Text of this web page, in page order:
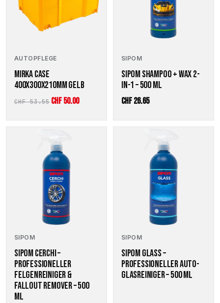
AUTOPFLEGE
MIRKA CASE
400X300X210MM GELB
CHF53.55 Ursprünglicher
war:
CHF 53.55
CHF50.00Aktueller
ist:
SIPOM
SIPOM SHAMPOO + WAX 2-
IN-1 – 500 ML
CHF26.65
SIPOM
SIPOM CERCHI –
PROFESSIONELLER
FELGENREINIGER &
FALLOUT REMOVER – 500
ML
SIPOM
SIPOM GLASS –
PROFESSIONELLER AUTO-
GLASREINIGER – 500 ML